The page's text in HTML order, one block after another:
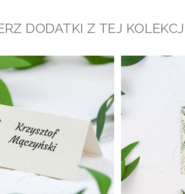
DODATKI Z TEJ